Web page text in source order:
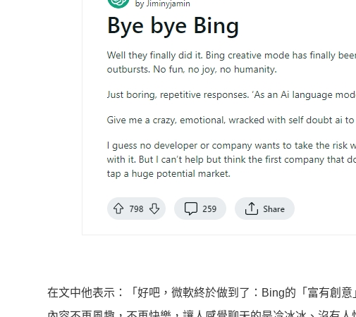
在文中他表示：「好吧，微軟終於做到了：Bing的「富有創